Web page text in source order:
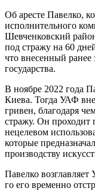
Об аресте Павелко,
исполнительного
Шевченковский
под стражу на 60
что внесенный ранее
государства.
В ноябре 2022 года
Киева. Тогда УАФ
гривен, благодаря
стражу. Он проходит
нецелевом
которые
производству
Павелко
го его временно